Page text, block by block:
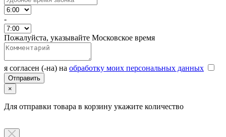
-
Пожалуйста, указывайте Московское время
я согласен (-на) на обработку моих персональных данных
×
Для отправки товара в корзину укажите количество